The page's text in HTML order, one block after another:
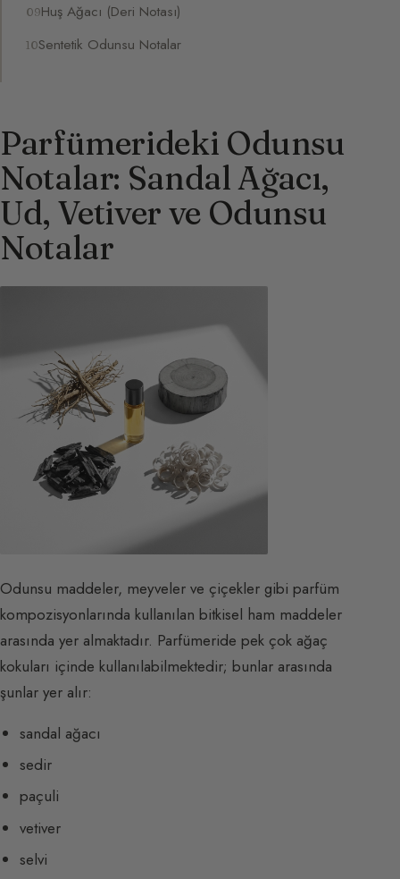
Huş Ağacı (Deri Notası)
Sentetik Odunsu Notalar
Parfümerideki Odunsu
Notalar: Sandal Ağacı,
Ud, Vetiver ve Odunsu
Notalar
Odunsu maddeler, meyveler ve çiçekler gibi parfüm
kompozisyonlarında kullanılan bitkisel ham maddeler
arasında yer almaktadır. Parfümeride pek çok ağaç
kokuları içinde kullanılabilmektedir; bunlar arasında
şunlar yer alır:
sandal ağacı
sedir
paçuli
vetiver
selvi